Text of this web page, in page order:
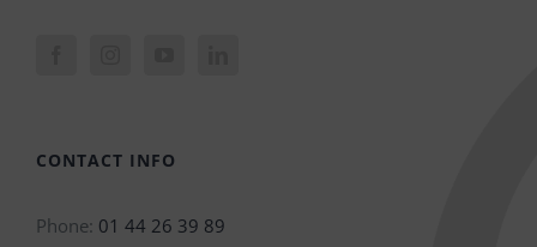
CONTACT INFO
Phone: 01 44 26 39 89